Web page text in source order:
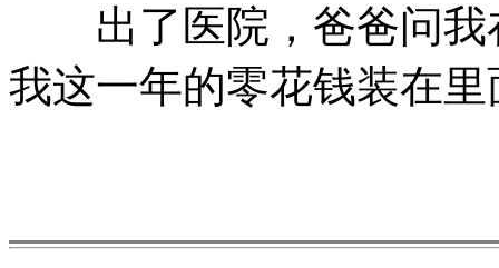
出了医院，爸爸问我
我这一年的零花钱装在